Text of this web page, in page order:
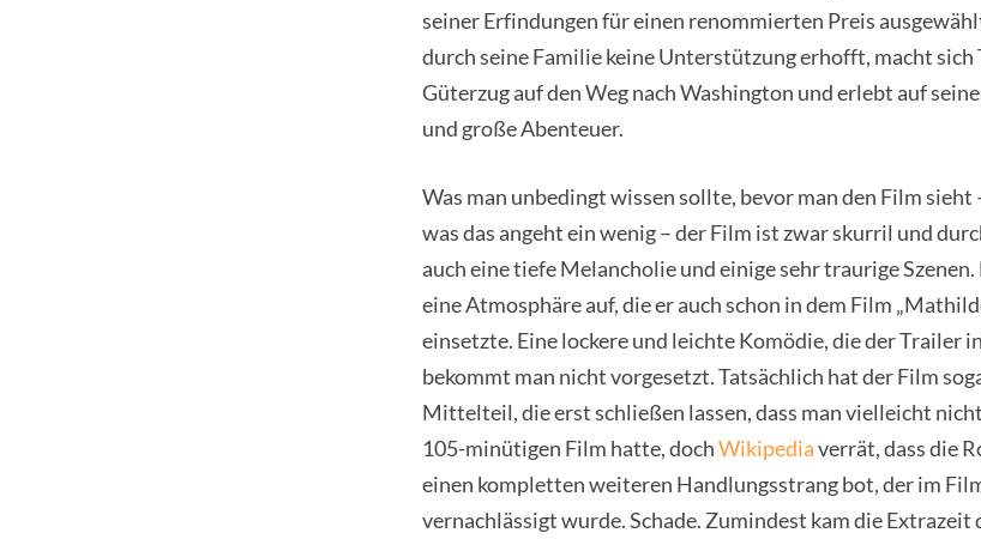
seiner Erfindungen für einen renommierten Preis
durch seine Familie keine Unterstützung erhofft, macht sich
Güterzug auf den Weg nach Washington und erlebt auf
und große Abenteuer.
Was man unbedingt wissen sollte, bevor man den Film
was das angeht ein wenig – der Film ist zwar skurril und
auch eine tiefe Melancholie und einige sehr traurige
eine Atmosphäre auf, die er auch schon in dem Film
einsetzte. Eine lockere und leichte Komödie, die der Trailer
bekommt man nicht vorgesetzt. Tatsächlich hat der Film
Mittelteil, die erst schließen lassen, dass man vielleicht
105-minütigen Film hatte, dochWikipediaverrät, dass die
einen kompletten weiteren Handlungsstrang bot, der im
vernachlässigt wurde. Schade. Zumindest kam die